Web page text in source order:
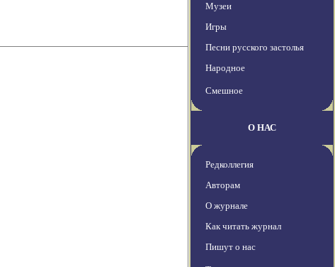
Музеи
Игры
Песни русского застолья
Народное
Смешное
О НАС
Редколлегия
Авторам
О журнале
Как читать журнал
Пишут о нас